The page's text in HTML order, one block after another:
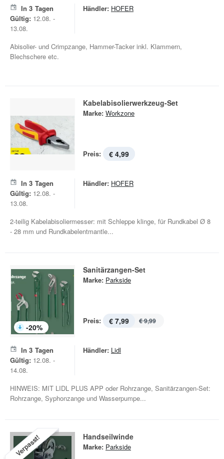
In 3 Tagen
Gültig: 12.08. -
13.08.
Händler: HOFER
Abisolier- und Crimpzange, Hammer-Tacker inkl. Klammern,
Blechschere etc.
Kabelabisolierwerkzeug-Set
Marke: Workzone
Preis: € 4,99
In 3 Tagen
Gültig: 12.08. -
13.08.
Händler: HOFER
2-teilig Kabelabisoliermesser: mit Schleppe klinge, für Rundkabel Ø 8
- 28 mm und Rundkabelentmantle...
-20%
Sanitärzangen-Set
Marke: Parkside
Preis: € 7,99 € 9,99
In 3 Tagen
Gültig: 12.08. -
14.08.
Händler: Lidl
HINWEIS: MIT LIDL PLUS APP oder Rohrzange, Sanitärzangen-Set:
Rohrzange, Syphonzange und Wasserpumpe...
Verpasst! Handseilwinde
Marke: Parkside